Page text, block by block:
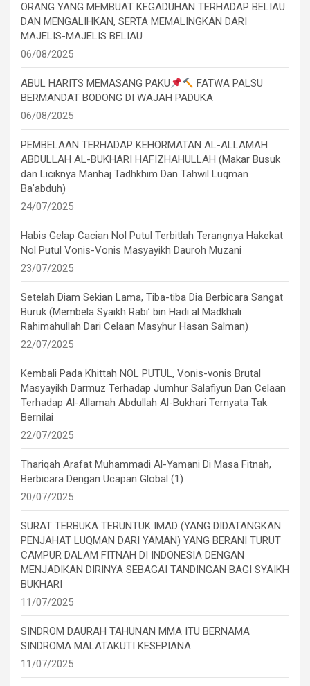
ORANG YANG MEMBUAT KEGADUHAN TERHADAP BELIAU
DAN MENGALIHKAN, SERTA MEMALINGKAN DARI
MAJELIS-MAJELIS BELIAU
06/08/2025
ABUL HARITS MEMASANG PAKU
FATWA PALSU
BERMANDAT BODONG DI WAJAH PADUKA
06/08/2025
PEMBELAAN TERHADAP KEHORMATAN AL-ALLAMAH
ABDULLAH AL-BUKHARI HAFIZHAHULLAH (Makar Busuk
dan Liciknya Manhaj Tadhkhim Dan Tahwil Luqman
Ba’abduh)
24/07/2025
Habis Gelap Cacian Nol Putul Terbitlah Terangnya Hakekat
Nol Putul Vonis-Vonis Masyayikh Dauroh Muzani
23/07/2025
Setelah Diam Sekian Lama, Tiba-tiba Dia Berbicara Sangat
Buruk (Membela Syaikh Rabi’ bin Hadi al Madkhali
Rahimahullah Dari Celaan Masyhur Hasan Salman)
22/07/2025
Kembali Pada Khittah NOL PUTUL, Vonis-vonis Brutal
Masyayikh Darmuz Terhadap Jumhur Salafiyun Dan Celaan
Terhadap Al-Allamah Abdullah Al-Bukhari Ternyata Tak
Bernilai
22/07/2025
Thariqah Arafat Muhammadi Al-Yamani Di Masa Fitnah,
Berbicara Dengan Ucapan Global (1)
20/07/2025
SURAT TERBUKA TERUNTUK IMAD (YANG DIDATANGKAN
PENJAHAT LUQMAN DARI YAMAN) YANG BERANI TURUT
CAMPUR DALAM FITNAH DI INDONESIA DENGAN
MENJADIKAN DIRINYA SEBAGAI TANDINGAN BAGI SYAIKH
BUKHARI
11/07/2025
SINDROM DAURAH TAHUNAN MMA ITU BERNAMA
SINDROMA MALATAKUTI KESEPIANA
11/07/2025